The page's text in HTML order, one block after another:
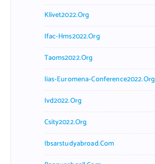
Klivet2022.org
Ifac-Hms2022.org
Taoms2022.org
Iias-Euromena-Conference2022.org
Ivd2022.org
Csity2022.org
Ibsarstudyabroad.com